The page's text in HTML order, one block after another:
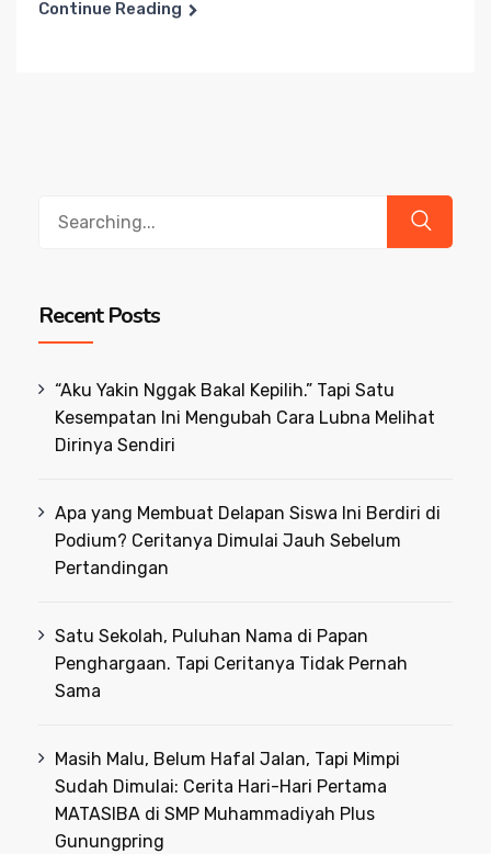
Continue Reading
Recent Posts
“Aku Yakin Nggak Bakal Kepilih.” Tapi Satu
Kesempatan Ini Mengubah Cara Lubna Melihat
Dirinya Sendiri
Apa yang Membuat Delapan Siswa Ini Berdiri di
Podium? Ceritanya Dimulai Jauh Sebelum
Pertandingan
Satu Sekolah, Puluhan Nama di Papan
Penghargaan. Tapi Ceritanya Tidak Pernah
Sama
Masih Malu, Belum Hafal Jalan, Tapi Mimpi
Sudah Dimulai: Cerita Hari-Hari Pertama
MATASIBA di SMP Muhammadiyah Plus
Gunungpring